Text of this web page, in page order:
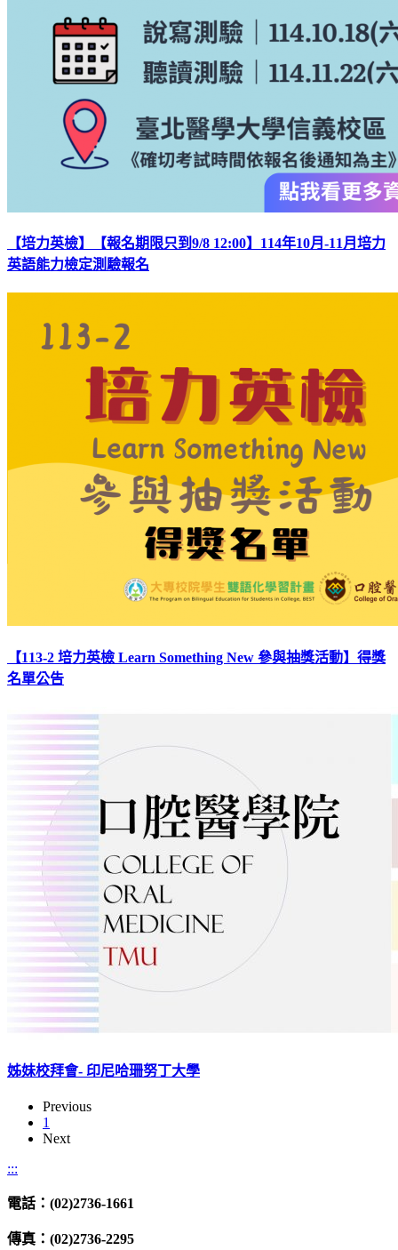
【培力英檢】【報名期限只到9/8 12:00】114年10月-11月培力
英語能力檢定測驗報名
【113-2 培力英檢 Learn Something New 參與抽獎活動】得獎
名單公告
姊妹校拜會- 印尼哈珊努丁大學
Previous
1
Next
:::
電話：(02)2736-1661
傳真：(02)2736-2295